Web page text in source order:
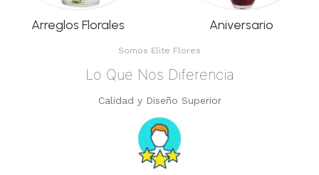
Arreglos Florales Aniversario
Somos Elite Flores
Lo Que Nos Diferencia
Calidad y Diseño Superior